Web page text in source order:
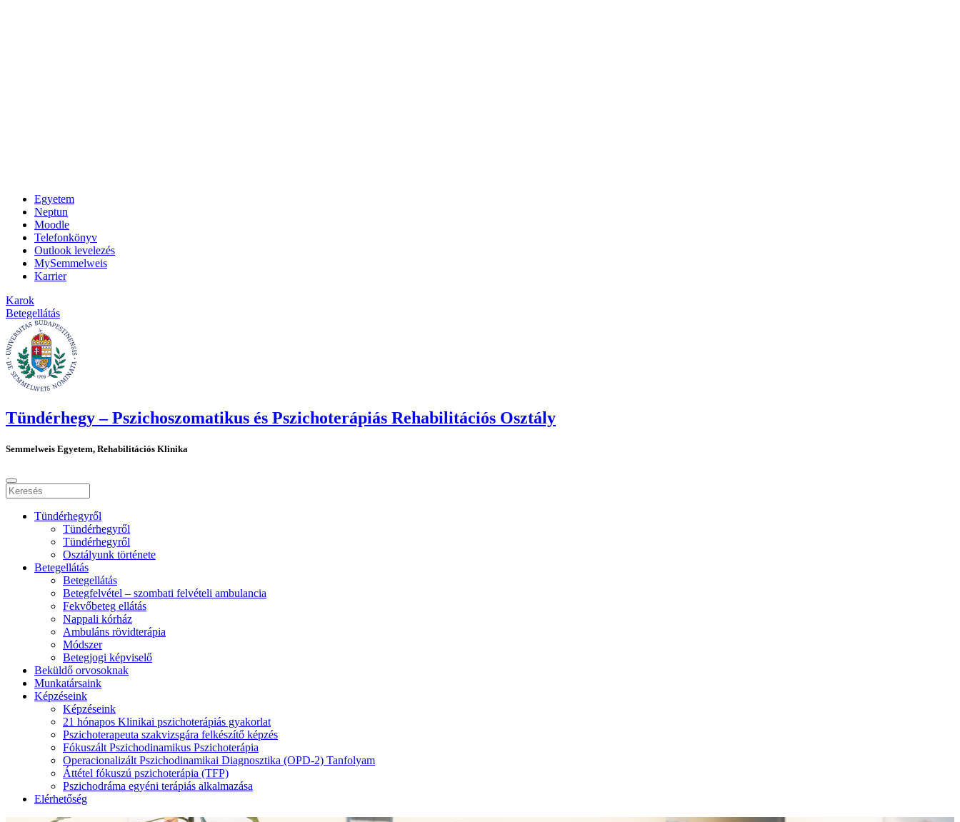
Egyetem
Neptun
Moodle
Telefonkönyv
Outlook levelezés
MySemmelweis
Karrier
Karok
Betegellátás
Tündérhegy – Pszichoszomatikus és Pszichoterápiás Rehabilitációs Osztály
Semmelweis Egyetem, Rehabilitációs Klinika
Tündérhegyről
Tündérhegyről
Tündérhegyről
Osztályunk története
Betegellátás
Betegellátás
Betegfelvétel – szombati felvételi ambulancia
Fekvőbeteg ellátás
Nappali kórház
Ambuláns rövidterápia
Módszer
Betegjogi képviselő
Beküldő orvosoknak
Munkatársaink
Képzéseink
Képzéseink
21 hónapos Klinikai pszichoterápiás gyakorlat
Pszichoterapeuta szakvizsgára felkészítő képzés
Fókuszált Pszichodinamikus Pszichoterápia
Operacionalizált Pszichodinamikai Diagnosztika (OPD-2) Tanfolyam
Áttétel fókuszú pszichoterápia (TFP)
Pszichodráma egyéni terápiás alkalmazása
Elérhetőség